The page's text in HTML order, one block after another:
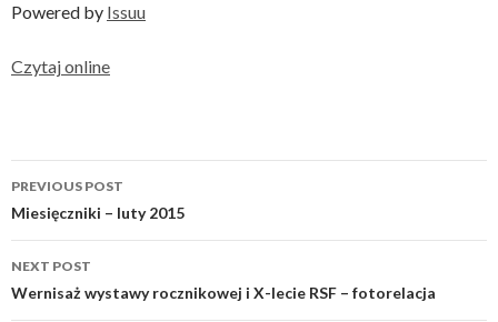
Powered by Issuu
Czytaj online
Post
navigation
PREVIOUS POST
Miesięczniki – luty 2015
NEXT POST
Wernisaż wystawy rocznikowej i X-lecie RSF – fotorelacja